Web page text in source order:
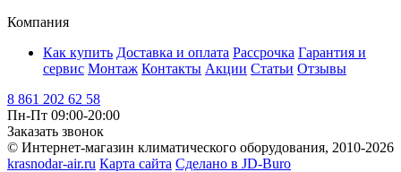
Компания
Как купить Доставка и оплата Рассрочка Гарантия и
сервис Монтаж Контакты Акции Статьи Отзывы
8 861 202 62 58
Пн-Пт 09:00-20:00
Заказать звонок
© Интернет-магазин климатического оборудования, 2010-2026
krasnodar-air.ru Карта сайта Сделано в JD-Buro